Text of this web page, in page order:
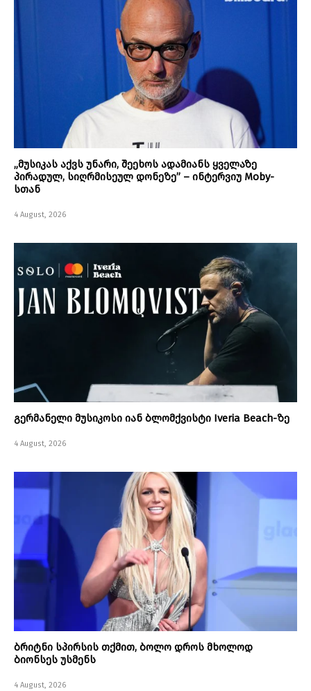
„მუსიკას აქვს უნარი, შეეხოს ადამიანს ყველაზე
პირადულ, სიღრმისეულ დონეზე” – ინტერვიუ Moby-
სთან
4 August, 2026
გერმანელი მუსიკოსი იან ბლომქვისტი Iveria Beach-ზე
4 August, 2026
ბრიტნი სპირსის თქმით, ბოლო დროს მხოლოდ
ბიონსეს უსმენს
4 August, 2026